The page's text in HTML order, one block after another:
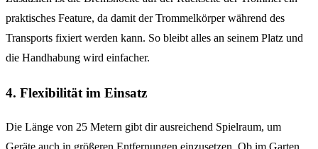
praktisches Feature, da damit der Trommelkörper während des
Transports fixiert werden kann. So bleibt alles an seinem Platz und
die Handhabung wird einfacher.
4. Flexibilität im Einsatz
Die Länge von 25 Metern gibt dir ausreichend Spielraum, um